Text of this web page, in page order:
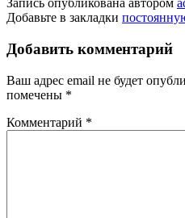
Запись опубликована автором
Добавьте в закладки
Добавить комментарий
Ваш адрес email не будет
помечены *
Комментарий *